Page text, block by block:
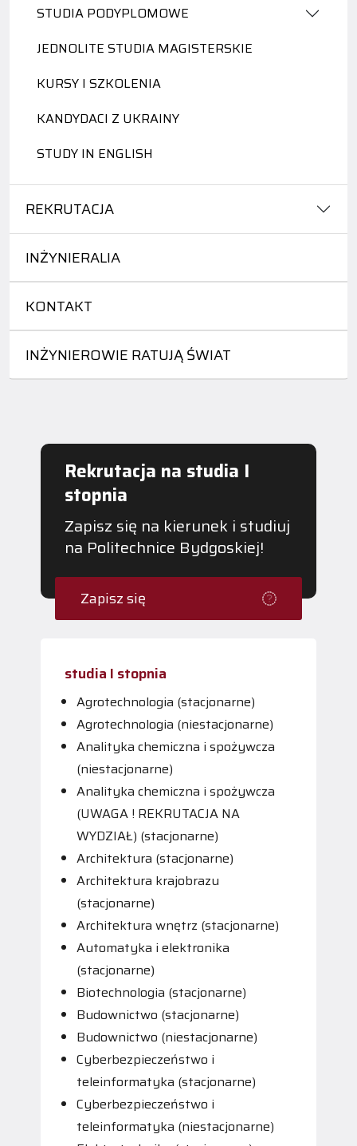
STUDIA PODYPLOMOWE
JEDNOLITE STUDIA MAGISTERSKIE
KURSY I SZKOLENIA
KANDYDACI Z UKRAINY
STUDY IN ENGLISH
REKRUTACJA
INŻYNIERALIA
KONTAKT
INŻYNIEROWIE RATUJĄ ŚWIAT
Rekrutacja na studia I
stopnia
Zapisz się na kierunek i studiuj
na Politechnice Bydgoskiej!
Zapisz się
studia I stopnia
Agrotechnologia (stacjonarne)
Agrotechnologia (niestacjonarne)
Analityka chemiczna i spożywcza
(niestacjonarne)
Analityka chemiczna i spożywcza
(UWAGA ! REKRUTACJA NA
WYDZIAŁ) (stacjonarne)
Architektura (stacjonarne)
Architektura krajobrazu
(stacjonarne)
Architektura wnętrz (stacjonarne)
Automatyka i elektronika
(stacjonarne)
Biotechnologia (stacjonarne)
Budownictwo (stacjonarne)
Budownictwo (niestacjonarne)
Cyberbezpieczeństwo i
teleinformatyka (stacjonarne)
Cyberbezpieczeństwo i
teleinformatyka (niestacjonarne)